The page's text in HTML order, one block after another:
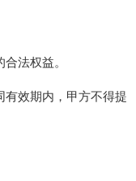
法权益。
效期内，甲方不得提